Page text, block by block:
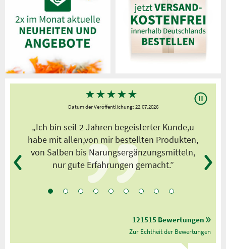
★★★★★
Datum der Veröffentlichung: 22.07.2026
„Ich bin seit 2 Jahren begeisterter Kunde,u
habe mit allen,von mir bestellten Produkten,
von Salben bis Narungsergänzungsmitteln,
nur gute Erfahrungen gemacht.”
121515 Bewertungen
Zur Echtheit der Bewertungen